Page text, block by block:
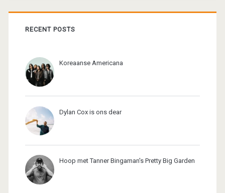
RECENT POSTS
Koreaanse Americana
Dylan Cox is ons dear
Hoop met Tanner Bingaman's Pretty Big Garden